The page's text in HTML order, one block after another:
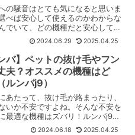
の騒音はとても気になると思いま
べば安心して使えるのかわからな
でいて、どの機種だと安心して使
の結果、マンションに住...
2024.06.29 2025.04.25
バ】ペットの抜け毛やフン
夫？オススメの機種はど
ルンバj9）
たって、抜け毛が絡まったり、
いか不安ですよね。そんな不安を
最適な機種はズバリ！ルンバj9！
ススメの理由】▶︎...
2024.06.18 2025.04.25